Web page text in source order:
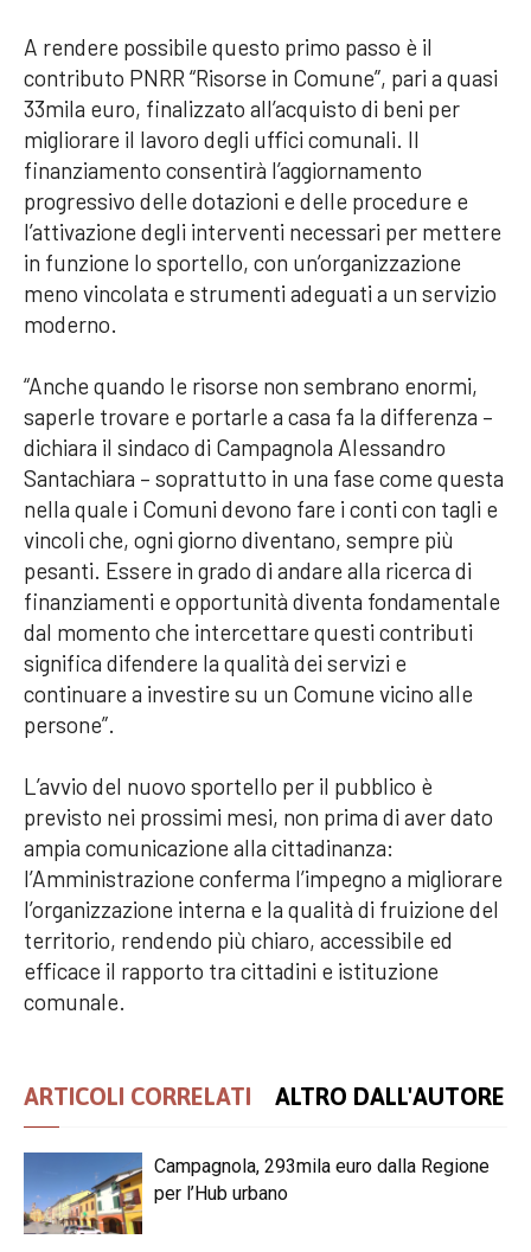
A rendere possibile questo primo passo è il
contributo PNRR “Risorse in Comune”, pari a quasi
33mila euro, finalizzato all’acquisto di beni per
migliorare il lavoro degli uffici comunali. Il
finanziamento consentirà l’aggiornamento
progressivo delle dotazioni e delle procedure e
l’attivazione degli interventi necessari per mettere
in funzione lo sportello, con un’organizzazione
meno vincolata e strumenti adeguati a un servizio
moderno.
“Anche quando le risorse non sembrano enormi,
saperle trovare e portarle a casa fa la differenza –
dichiara il sindaco di Campagnola Alessandro
Santachiara – soprattutto in una fase come questa
nella quale i Comuni devono fare i conti con tagli e
vincoli che, ogni giorno diventano, sempre più
pesanti. Essere in grado di andare alla ricerca di
finanziamenti e opportunità diventa fondamentale
dal momento che intercettare questi contributi
significa difendere la qualità dei servizi e
continuare a investire su un Comune vicino alle
persone”.
L’avvio del nuovo sportello per il pubblico è
previsto nei prossimi mesi, non prima di aver dato
ampia comunicazione alla cittadinanza:
l’Amministrazione conferma l’impegno a migliorare
l’organizzazione interna e la qualità di fruizione del
territorio, rendendo più chiaro, accessibile ed
efficace il rapporto tra cittadini e istituzione
comunale.
ARTICOLI CORRELATI ALTRO DALL'AUTORE
Campagnola, 293mila euro dalla Regione
per l’Hub urbano